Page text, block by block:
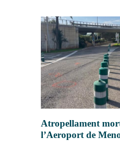
Atropellament
l’Aeroport de